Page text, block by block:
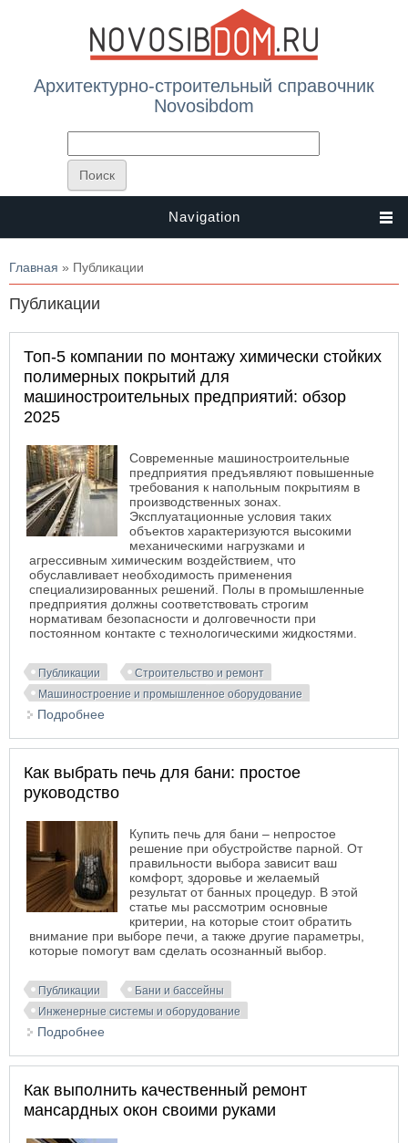
Архитектурно-строительный справочник
Novosibdom
Navigation
Вы здесь
Главная » Публикации
Публикации
Топ-5 компании по монтажу химически стойких
полимерных покрытий для
машиностроительных предприятий: обзор
2025
Современные машиностроительные
предприятия предъявляют повышенные
требования к напольным покрытиям в
производственных зонах.
Эксплуатационные условия таких
объектов характеризуются высокими
механическими нагрузками и
агрессивным химическим воздействием, что
обуславливает необходимость применения
специализированных решений. Полы в промышленные
предприятия должны соответствовать строгим
нормативам безопасности и долговечности при
постоянном контакте с технологическими жидкостями.
Публикации
Строительство и ремонт
Машиностроение и промышленное оборудование
Подробнее
Как выбрать печь для бани: простое
руководство
Купить печь для бани – непростое
решение при обустройстве парной. От
правильности выбора зависит ваш
комфорт, здоровье и желаемый
результат от банных процедур. В этой
статье мы рассмотрим основные
критерии, на которые стоит обратить
внимание при выборе печи, а также другие параметры,
которые помогут вам сделать осознанный выбор.
Публикации
Бани и бассейны
Инженерные системы и оборудование
Подробнее
Как выполнить качественный ремонт
мансардных окон своими руками